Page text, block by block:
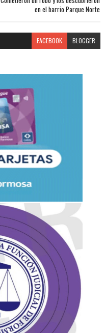
en el barrio Parque Norte
FACEBOOK BLOGGER